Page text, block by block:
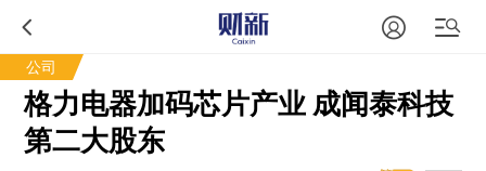
公司
格力电器加码芯片产业 成闻泰科技
第二大股东